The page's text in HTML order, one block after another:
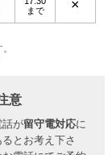
まで
×
意
話が留守電対応に
とお考え下さ